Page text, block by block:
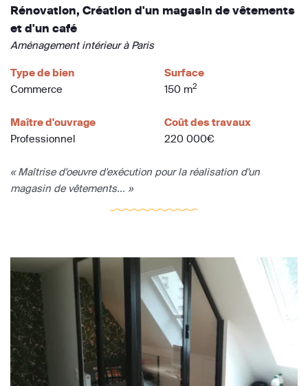
Rénovation, Création d'un magasin de vêtements
et d'un café
Aménagement intérieur à Paris
Type de bien
Commerce
Surface
150 m2
Maître d'ouvrage
Professionnel
Coût des travaux
220 000€
« Maîtrise d'oeuvre d'exécution pour la réalisation d'un
magasin de vêtements... »